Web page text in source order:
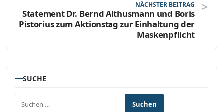
NÄCHSTER BEITRAG
Statement Dr. Bernd Althusmann und Boris
Pistorius zum Aktionstag zur Einhaltung der
Maskenpflicht
SUCHE
Suchen nach: